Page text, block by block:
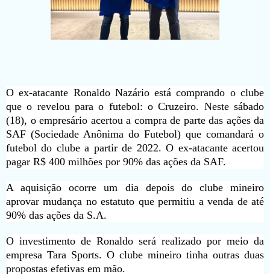
O ex-atacante Ronaldo Nazário está comprando o clube
que o revelou para o futebol: o Cruzeiro. Neste sábado
(18), o empresário acertou a compra de parte das ações da
SAF (Sociedade Anônima do Futebol) que comandará o
futebol do clube a partir de 2022. O ex-atacante acertou
pagar R$ 400 milhões por 90% das ações da SAF.
A aquisição ocorre um dia depois do clube mineiro
aprovar mudança no estatuto que permitiu a venda de até
90% das ações da S.A.
O investimento de Ronaldo será realizado por meio da
empresa Tara Sports. O clube mineiro tinha outras duas
propostas efetivas em mão.